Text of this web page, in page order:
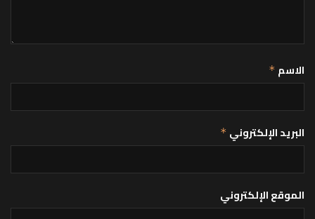
الاسم *
البريد الإلكتروني *
الموقع الإلكتروني